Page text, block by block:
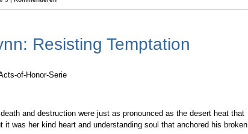
Resisting Temptation
of-Honor-Serie
and destruction were just as pronounced as the desert heat that
it was her kind heart and understanding soul that anchored his broken